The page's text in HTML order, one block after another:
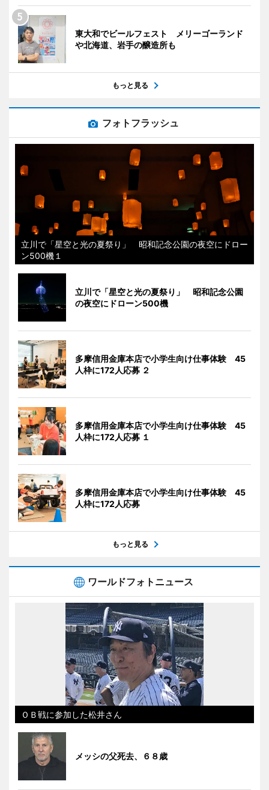
東大和でビールフェスト メリーゴーランド
や北海道、岩手の醸造所も
もっと見る
フォトフラッシュ
立川で「星空と光の夏祭り」 昭和記念公園の夜空にドロー
ン500機１
立川で「星空と光の夏祭り」 昭和記念公園
の夜空にドローン500機
多摩信用金庫本店で小学生向け仕事体験 45
人枠に172人応募 ２
多摩信用金庫本店で小学生向け仕事体験 45
人枠に172人応募 １
多摩信用金庫本店で小学生向け仕事体験 45
人枠に172人応募
もっと見る
ワールドフォトニュース
ＯＢ戦に参加した松井さん
メッシの父死去、６８歳